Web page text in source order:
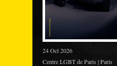
24 Oct 2026
Centre LGBT de Paris | Paris